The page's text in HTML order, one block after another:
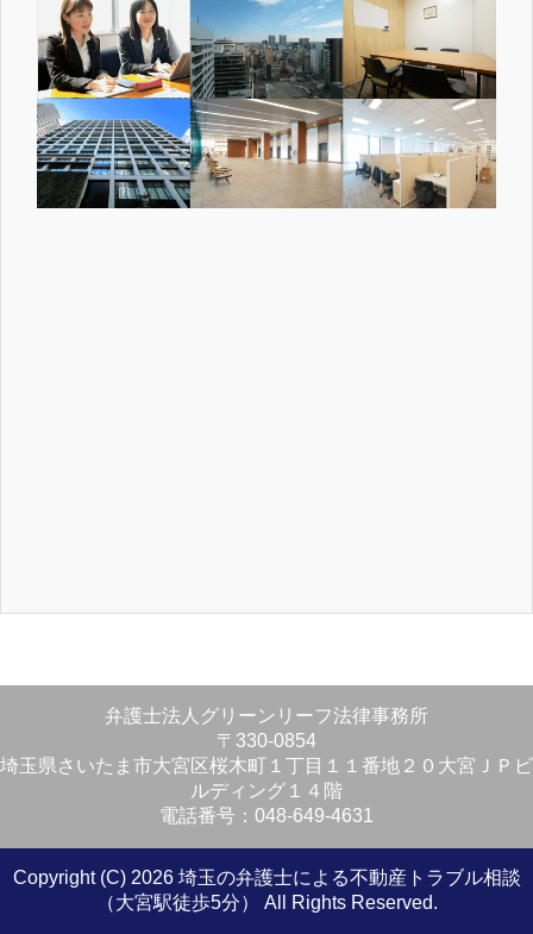
弁護士法人グリーンリーフ法律事務所
〒330-0854
埼玉県さいたま市大宮区桜木町１丁目１１番地２０大宮ＪＰビ
ルディング１４階
電話番号：048-649-4631
Copyright (C) 2026 埼玉の弁護士による不動産トラブル相談
（大宮駅徒歩5分） All Rights Reserved.